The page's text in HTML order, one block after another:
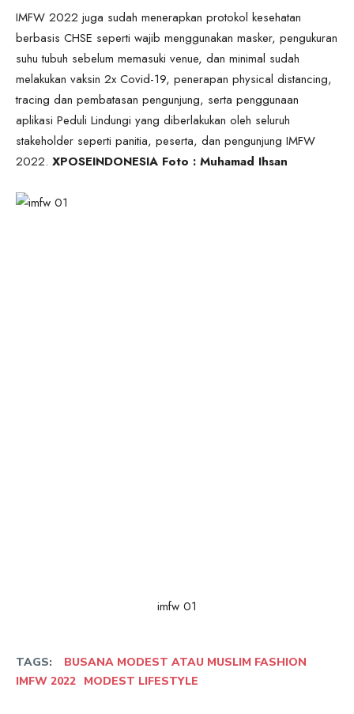
IMFW 2022 juga sudah menerapkan protokol kesehatan
berbasis CHSE seperti wajib menggunakan masker, pengukuran
suhu tubuh sebelum memasuki venue, dan minimal sudah
melakukan vaksin 2x Covid-19, penerapan physical distancing,
tracing dan pembatasan pengunjung, serta penggunaan
aplikasi Peduli Lindungi yang diberlakukan oleh seluruh
stakeholder seperti panitia, peserta, dan pengunjung IMFW
2022. XPOSEINDONESIA Foto : Muhamad Ihsan
imfw 01
TAGS:
BUSANA MODEST ATAU MUSLIM FASHION
IMFW 2022 MODEST LIFESTYLE